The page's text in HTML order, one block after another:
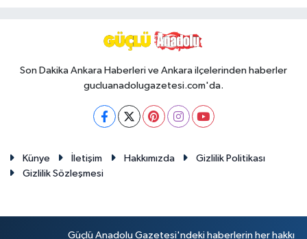
Son Dakika Ankara Haberleri ve Ankara ilçelerinden haberler
gucluanadolugazetesi.com'da.
Künye İletişim Hakkımızda
Gizlilik Politikası
Gizlilik Sözleşmesi
Güçlü Anadolu Gazetesi'ndeki haberlerin her hakkı